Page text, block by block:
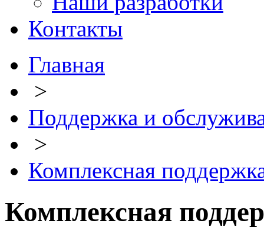
Контакты
Главная
>
Поддержка и
>
Комплексная
Комплексная